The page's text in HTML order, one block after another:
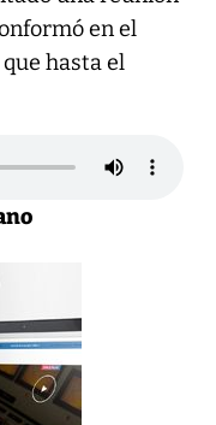
en el
hasta el